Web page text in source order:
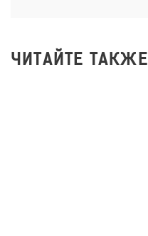
ЧИТАЙТЕ ТАКЖЕ